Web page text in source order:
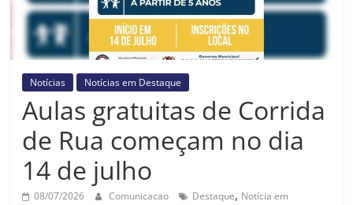
Notícias Notícias em Destaque
Aulas gratuitas de Corrida
de Rua começam no dia
14 de julho
08/07/2026 Comunicacao Destaque, Notícia em